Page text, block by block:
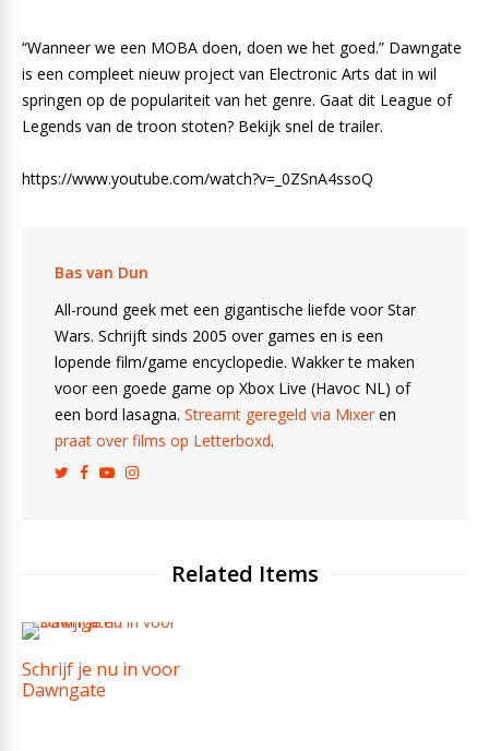
“Wanneer we een MOBA doen, doen we het goed.” Dawngate
is een compleet nieuw project van Electronic Arts dat in wil
springen op de populariteit van het genre. Gaat dit League of
Legends van de troon stoten? Bekijk snel de trailer.
https://www.youtube.com/watch?v=_0ZSnA4ssoQ
Bas van Dun
All-round geek met een gigantische liefde voor Star
Wars. Schrijft sinds 2005 over games en is een
lopende film/game encyclopedie. Wakker te maken
voor een goede game op Xbox Live (Havoc NL) of
een bord lasagna. Streamt geregeld via Mixeren
praat over films op Letterboxd.
Related Items
Schrijf je nu in voor
Dawngate